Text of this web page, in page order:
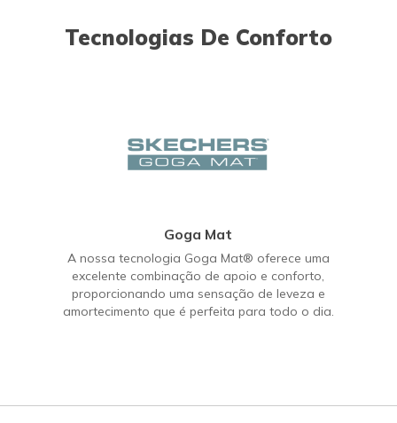
Tecnologias De Conforto
Goga Mat
A nossa tecnologia Goga Mat® oferece uma
excelente combinação de apoio e conforto,
proporcionando uma sensação de leveza e
amortecimento que é perfeita para todo o dia.